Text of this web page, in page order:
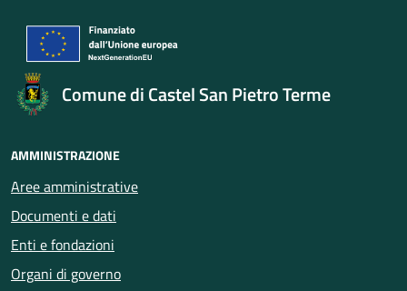
Comune di Castel San Pietro Terme
AMMINISTRAZIONE
Aree amministrative
Documenti e dati
Enti e fondazioni
Organi di governo